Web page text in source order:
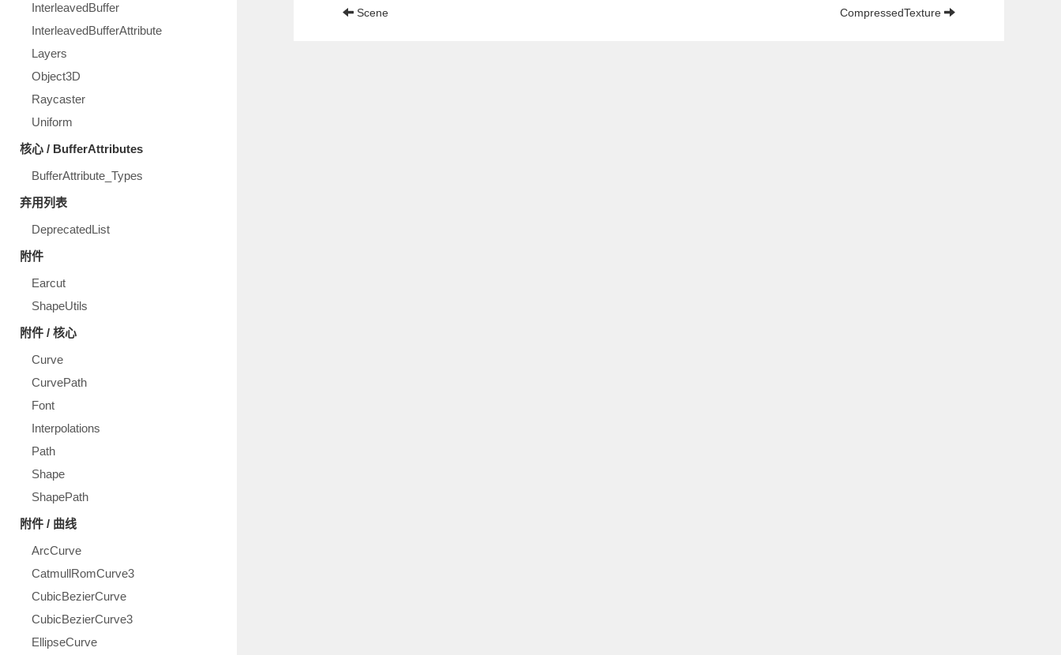
InterleavedBuffer
InterleavedBufferAttribute
Layers
Object3D
Raycaster
Uniform
核心 / BufferAttributes
BufferAttribute_Types
弃用列表
DeprecatedList
附件
Earcut
ShapeUtils
附件 / 核心
Curve
CurvePath
Font
Interpolations
Path
Shape
ShapePath
附件 / 曲线
ArcCurve
CatmullRomCurve3
CubicBezierCurve
CubicBezierCurve3
EllipseCurve
Scene CompressedTexture